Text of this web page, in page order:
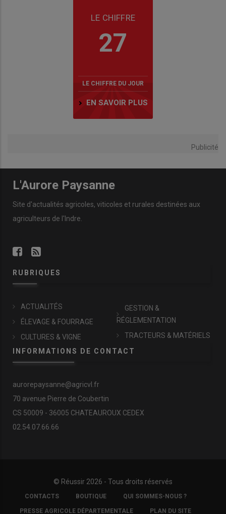
LE CHIFFRE
27
LE CHIFFRE DU JOUR
EN SAVOIR PLUS
Publicité
L'Aurore Paysanne
Site d'actualités agricoles, viticoles et rurales destinées aux
agriculteurs de l'Indre.
RUBRIQUES
ACTUALITÉS
ÉLEVAGE & FOURRAGE
CULTURES & VIGNE
GESTION &
RÉGLEMENTATION
TRACTEURS & MATÉRIELS
INFORMATIONS DE CONTACT
aurorepaysanne@agricvl.fr
70 avenue Pierre de Coubertin
CS 50009 - 36005 CHATEAUROUX CEDEX
02.54.07.66.66
© Réussir 2026 - Tous droits réservés
FOOTER
COPYRIGHT
CONTACTS BOUTIQUE QUI SOMMES-NOUS ?
PRESSE AGRICOLE DÉPARTEMENTALE PLAN DU SITE